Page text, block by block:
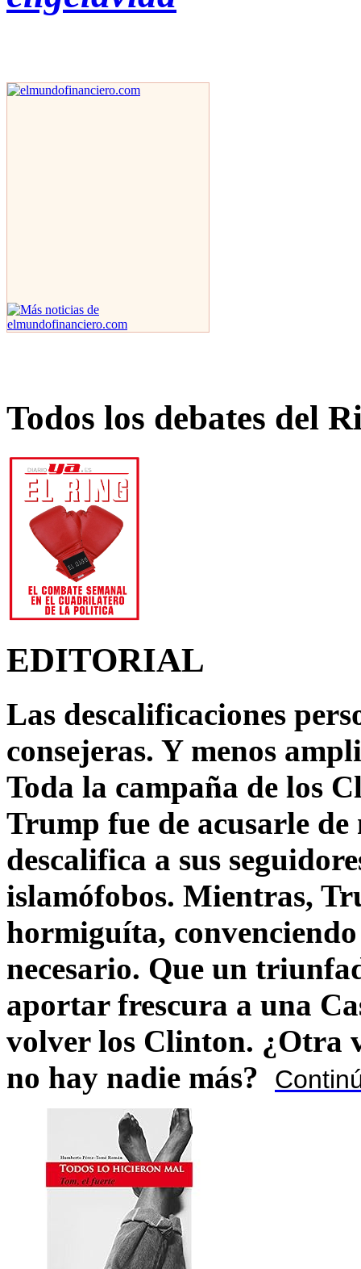
Todos los debates del
EDITORIAL
Las descalificaciones
consejeras. Y menos
Toda la campaña de los
Trump fue de acusarle
descalifica a sus
islamófobos. Mientras,
hormiguíta,
necesario. Que un
aportar frescura a una
volver los Clinton. ¿Otra
no hay nadie más?